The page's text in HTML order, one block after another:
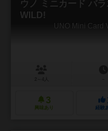
ウノ ミニカード バ
WILD!
UNO Mini Card
3
興味あり
1
経験